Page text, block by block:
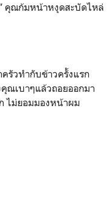
คุณก้มหน้าหงุดสะบัดไหล่
รัวทำกับข้าวครั้งแรก
ณเบาๆแล้วถอยออกมา
ไม่ยอมมองหน้าผม